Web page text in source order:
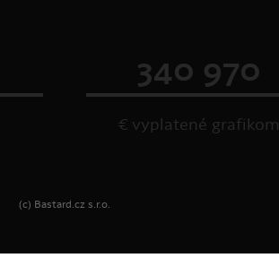
340 970
€ vyplatené grafikom
(c) Bastard.cz s.r.o.